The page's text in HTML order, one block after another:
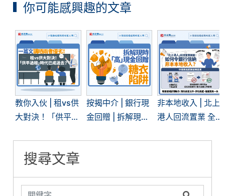
你可能感興趣的文章
教你入伙 | 租vs供
大對決！「供平過
按揭中介 | 銀行現
金回贈 | 拆解現時
非本地收入 | 北上
港人回流置業 全
搜尋文章